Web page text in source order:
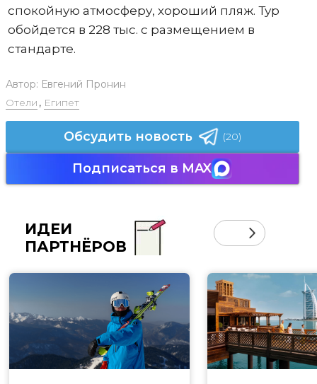
спокойную атмосферу, хороший пляж. Тур
обойдется в 228 тыс. с размещением в
стандарте.
Автор: Евгений Пронин
Отели , Египет
Обсудить новость (20)
Подписаться в MAX
ИДЕИ
ПАРТНЁРОВ